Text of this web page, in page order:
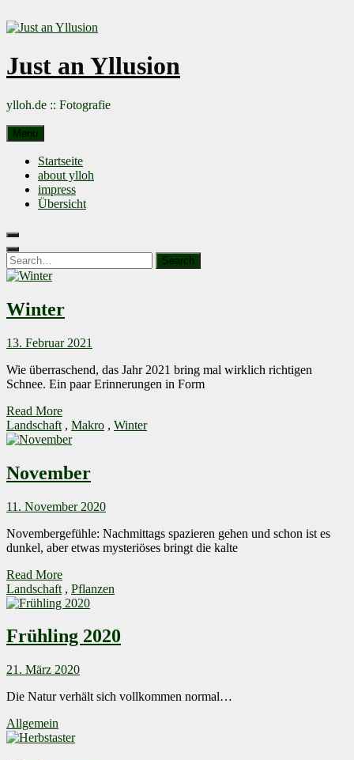
to
Just an Yllusion
ylloh.de :: Fotografie
Menu
Startseite
about ylloh
impress
Übersicht
Search
for:
Search
Winter
13. Februar 2021
Wie überraschend, das Jahr 2021 bring mal wirklich richtigen
Schnee. Ein paar Erinnerungen in Form
Read More
Landschaft , Makro , Winter
November
11. November 2020
Novembergefühle: Nachmittags spazieren gehen und schon ist es
dunkel, aber etwas mysteriöses bringt die kalte
Read More
Landschaft , Pflanzen
Frühling 2020
21. März 2020
Die Natur verhält sich vollkommen normal…
Allgemein